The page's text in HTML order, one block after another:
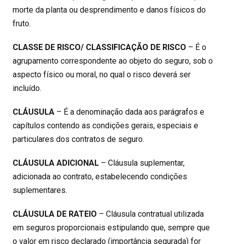
morte da planta ou desprendimento e danos físicos do
fruto.
CLASSE DE RISCO/ CLASSIFICAÇÃO DE RISCO – É o
agrupamento correspondente ao objeto do seguro, sob o
aspecto físico ou moral, no qual o risco deverá ser
incluído.
CLÁUSULA – É a denominação dada aos parágrafos e
capítulos contendo as condições gerais, especiais e
particulares dos contratos de seguro.
CLÁUSULA ADICIONAL – Cláusula suplementar,
adicionada ao contrato, estabelecendo condições
suplementares.
CLÁUSULA DE RATEIO – Cláusula contratual utilizada
em seguros proporcionais estipulando que, sempre que
o valor em risco declarado (importância segurada) for